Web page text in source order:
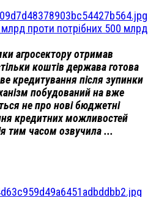
млрд проти потрібних 500 млрд
агросектору отримав
коштів держава готова
кредитування після зупинки
побудований на вже
не про нові бюджетні
кредитних можливостей
тим часом озвучила ...